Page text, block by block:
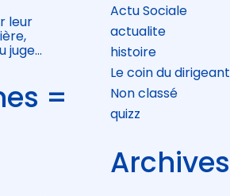
leur
juge…
=
Actu Sociale
actualite
histoire
Le coin du dirigeant
Non classé
quizz
Archives